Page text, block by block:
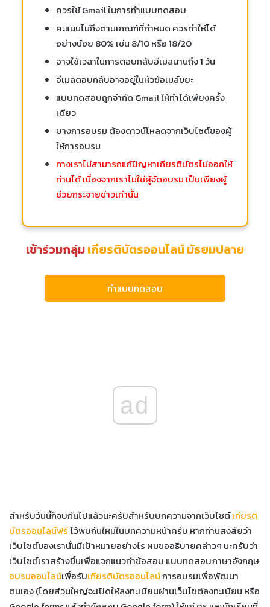
ควรใช้ Gmail ในการทำแบบทดสอบ
คะแนนไม่ถึงตามเกณฑ์ที่กำหนด ควรทำให้ได้
อย่างน้อย 80% เช่น 8/10 หรือ 18/20
อาจใช้เวลาในการตอบกลับอีเมลนานถึง 1 วัน
อีเมลตอบกลับอาจอยู่ในหัวข้อเมล์ขยะ
แบบทดสอบถูกจำกัด Gmail ให้ทำได้เพียงครั้ง
เดียว
บางการอบรม ต้องดาวน์โหลดจากเว็บไซต์ของผู้
ให้การอบรม
ทางเราไม่สามารถแก้ปัญหาเกียรติบัตรไม่ออกให้
ท่านได้ เนื่องจากเราไม่ใช่ผู้จัดอบรม เป็นเพียงผู้
ช่วยกระจายข่าวเท่านั้น
เข้าร่วมกลุ่มเกียรติบัตรออนไลน์ มัธยมปลาย
ทำแบบทดสอบ
ad
สำหรับวันนี้ก็จบกันไปแล้วนะครับสำหรับบทความจากเว็บไซต์เกียรติ
บัตรออนไลน์ฟรีไว้พบกันใหม่ในบทความหน้าครับ หากท่านสงสัยว่า
เว็บไซต์ของเรานั่นมีเป้าหมายอย่างไร ผมขออธิบายคล่าวๆ นะครับว่า
เว็บไซต์เราสร้างขึ้นเพื่อแจกแนวทำข้อสอบ แบบทดสอบภาษาอังกฤษ
อบรมออนไลน์เพื่อรับเกียรติบัตรออนไลน์การอบรมเพื่อพัฒนา
ตนเอง (โดยส่วนใหญ่จะเปิดให้ลงทะเบียนผ่านเว็บไซต์ลงทะเบียน หรือ